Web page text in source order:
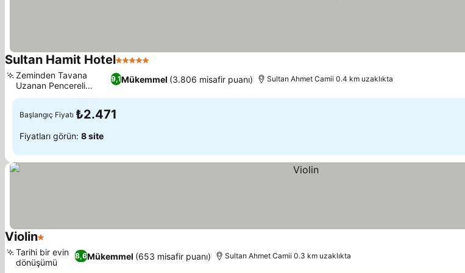
Sultan Hamit Hotel5 Yıldız
9,1Mükemmel (3.806 misafir puanı)
Zeminden Tavana
Uzanan Pencereli
Odalar
Sultan Ahmet Camii 0.4 km uzaklıkta
Başlangıç Fiyatı ₺2.471
Fiyatları görün: 8 site
Violin1 Yıldız
8,6Mükemmel (653 misafir puanı)
Tarihi bir evin
dönüşümü
Sultan Ahmet Camii 0.3 km uzaklıkta